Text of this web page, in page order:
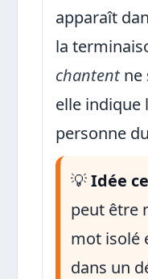
apparaît
la
chantentne
elle indique
personne
💡Idée
peut être
mot isolé
dans un